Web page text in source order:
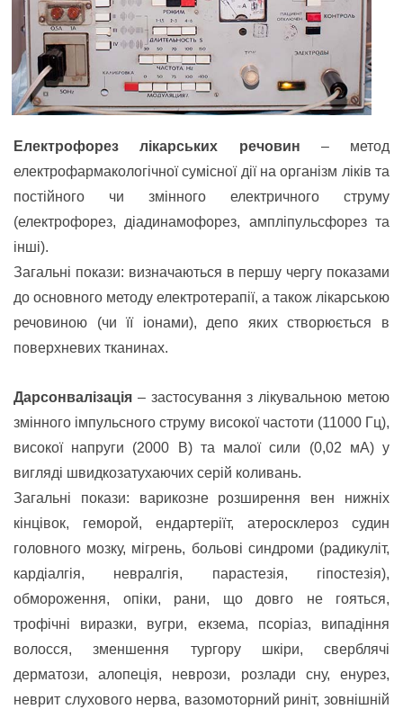
Електрофорез лікарських речовин – метод
електрофармакологічної сумісної дії на організм ліків та
постійного чи змінного електричного струму
(електрофорез, діадинамофорез, ампліпульсфорез та
інші).
Загальні покази: визначаються в першу чергу показами
до основного методу електротерапії, а також лікарською
речовиною (чи її іонами), депо яких створюється в
поверхневих тканинах.
Дарсонвалізація – застосування з лікувальною метою
змінного імпульсного струму високої частоти (11000 Гц),
високої напруги (2000 В) та малої сили (0,02 мА) у
вигляді швидкозатухаючих серій коливань.
Загальні покази: варикозне розширення вен нижніх
кінцівок, геморой, ендартеріїт, атеросклероз судин
головного мозку, мігрень, больові синдроми (радикуліт,
кардіалгія, невралгія, парастезія, гіпостезія),
обмороження, опіки, рани, що довго не гояться,
трофічні виразки, вугри, екзема, псоріаз, випадіння
волосся, зменшення тургору шкіри, сверблячі
дерматози, алопеція, неврози, розлади сну, енурез,
неврит слухового нерва, вазомоторний риніт, зовнішній